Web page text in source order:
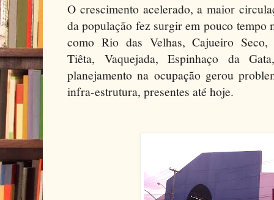
O crescimento acelerado, a maior
da população fez surgir em pouco tempo
como Rio das Velhas, Cajueiro Seco,
Tiêta, Vaquejada, Espinhaço da
planejamento na ocupação gerou
infra-estrutura, presentes até hoje.